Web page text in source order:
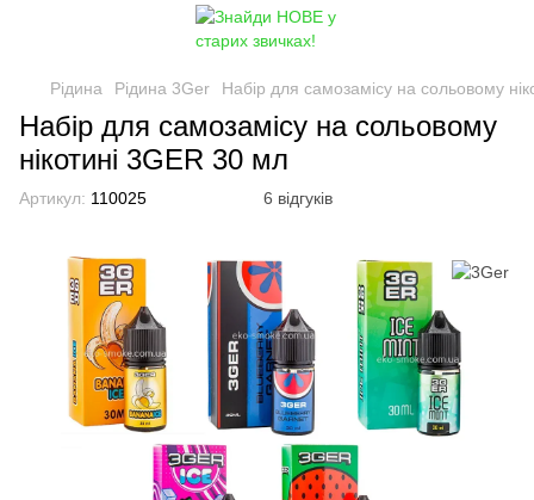
Рідина Рідина 3Ger Набір для самозамісу на сольовому
Набір для самозамісу на сольовому
нікотині 3GER 30 мл
Артикул: 110025 6 відгуків